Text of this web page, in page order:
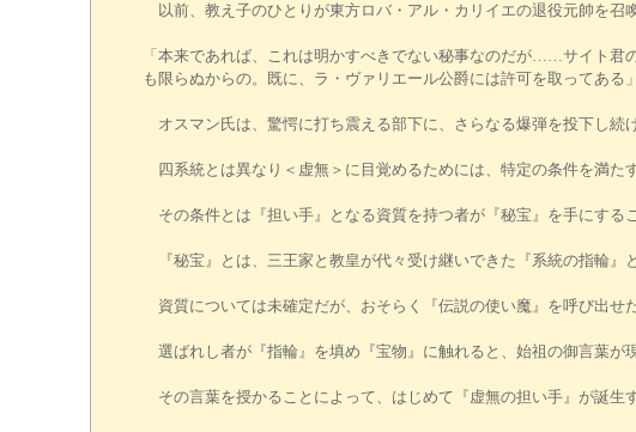
以前、教え子のひとりが東方ロバ・アル・カリイエの退役元帥を召
「本来であれば、これは明かすべきでない秘事なのだが……サイト君
も限らぬからの。既に、ラ・ヴァリエール公爵には許可を取ってある」
オスマン氏は、驚愕に打ち震える部下に、さらなる爆弾を投下し続け
四系統とは異なり＜虚無＞に目覚めるためには、特定の条件を満た
その条件とは『担い手』となる資質を持つ者が『秘宝』を手にするこ
『秘宝』とは、三王家と教皇が代々受け継いできた『系統の指輪』
資質については未確定だが、おそらく『伝説の使い魔』を呼び出せ
選ばれし者が『指輪』を填め『宝物』に触れると、始祖の御言葉が
その言葉を授かることによって、はじめて『虚無の担い手』が誕生